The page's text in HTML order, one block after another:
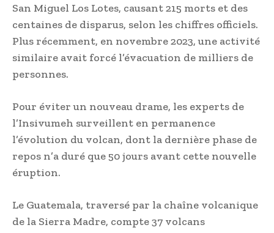
San Miguel Los Lotes, causant 215 morts et des
centaines de disparus, selon les chiffres officiels.
Plus récemment, en novembre 2023, une activité
similaire avait forcé l’évacuation de milliers de
personnes.
Pour éviter un nouveau drame, les experts de
l’Insivumeh surveillent en permanence
l’évolution du volcan, dont la dernière phase de
repos n’a duré que 50 jours avant cette nouvelle
éruption.
Le Guatemala, traversé par la chaîne volcanique
de la Sierra Madre, compte 37 volcans